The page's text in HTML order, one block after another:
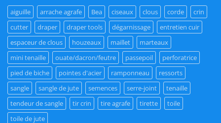
aiguille arrache agrafe Bea ciseaux clous corde
crin
cutter
draper draper tools dégarnissage
entretien cuir
espaceur de clous
houzeaux maillet
marteaux
mini tenaille
ouate/dacron/feutre passepoil
perforatrice
pied de biche
pointes d'acier ramponneau
ressorts
sangle
sangle de jute semences serre-joint
tenaille
tendeur de sangle
tir crin tire agrafe tirette
toile
toile de jute